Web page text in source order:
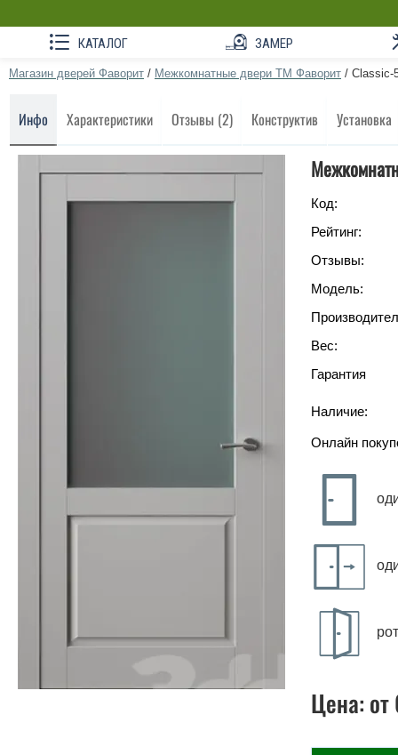
КАТАЛОГ ЗАМЕР
Магазин дверей Фаворит / Межкомнатные двери ТМ Фаворит / Classic-
Инфо Характеристики Отзывы (2) Конструктив Установка
Код:
Рейтинг:
Отзывы:
Модель:
Вес:
Гарантия
Наличие:
Онлайн
Цена: